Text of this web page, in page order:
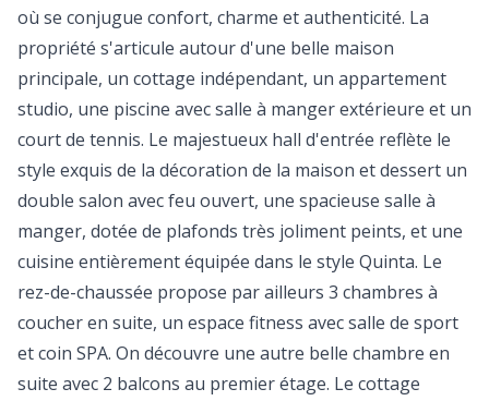
où se conjugue confort, charme et authenticité. La
propriété s'articule autour d'une belle maison
principale, un cottage indépendant, un appartement
studio, une piscine avec salle à manger extérieure et un
court de tennis. Le majestueux hall d'entrée reflète le
style exquis de la décoration de la maison et dessert un
double salon avec feu ouvert, une spacieuse salle à
manger, dotée de plafonds très joliment peints, et une
cuisine entièrement équipée dans le style Quinta. Le
rez-de-chaussée propose par ailleurs 3 chambres à
coucher en suite, un espace fitness avec salle de sport
et coin SPA. On découvre une autre belle chambre en
suite avec 2 balcons au premier étage. Le cottage